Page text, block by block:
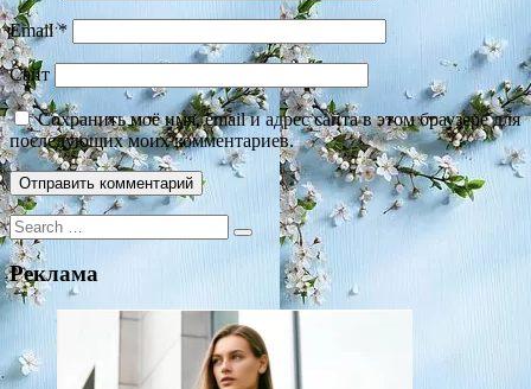
Email*
Сайт
Сохранить моё имя, email и адрес сайта в этом браузере для
последующих моих комментариев.
Search
for:
Реклама